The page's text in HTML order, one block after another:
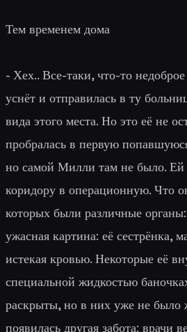
Тем временем дома
- Хех.. Все-таки, что-то
уснёт и отправилась в ту
вида этого места. Но это её не
пробралась в первую
но самой Милли там не было. Ей
коридору в операционную. Что
которых были различные
ужасная картина: её сестрёнка,
истекая кровью. Некоторые её
специальной жидкостью
раскрыты, но в них уже не было
появилась другая забота: врачи